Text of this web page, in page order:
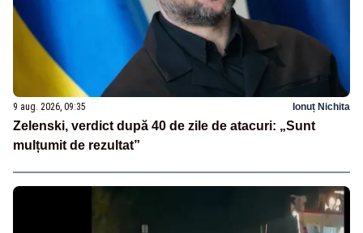
9 aug. 2026, 09:35 Ionuț Nichita
Zelenski, verdict după 40 de zile de atacuri: „Sunt
mulțumit de rezultat”